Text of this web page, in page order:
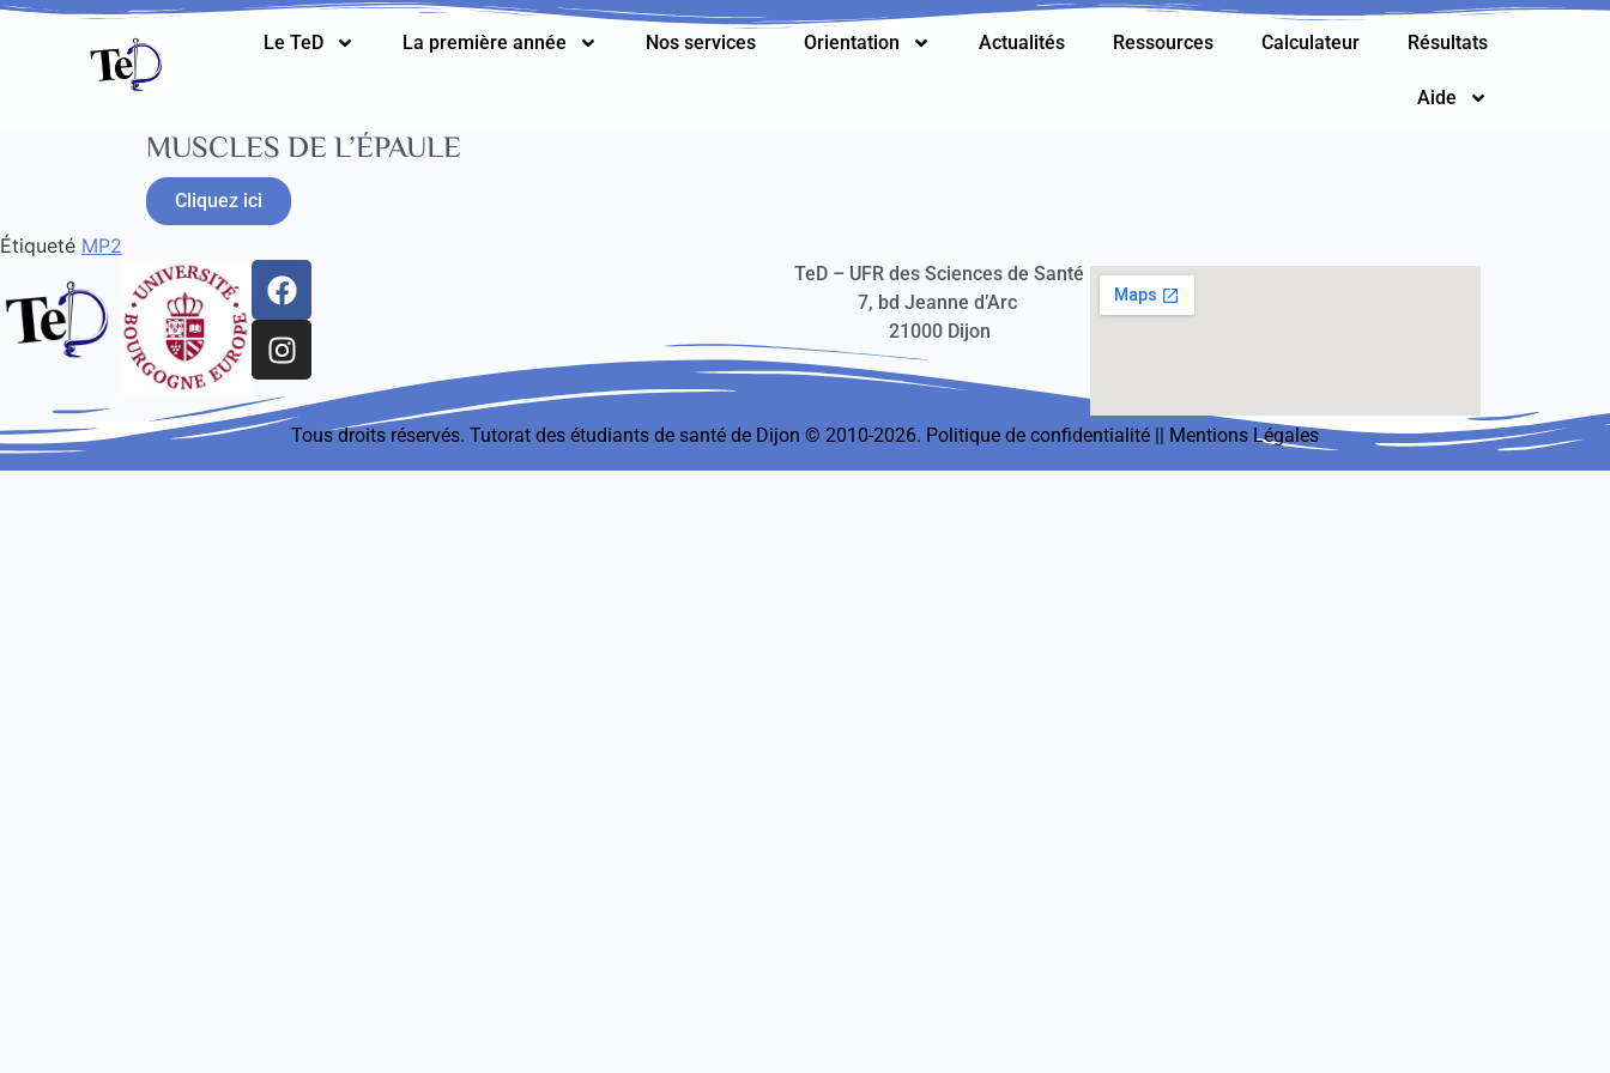
Le TeD La première année Nos services Orientation Actualités Ressources Calculateur Résultats
Aide
MUSCLES DE L’ÉPAULE
Cliquez ici
Étiqueté MP2
TeD – UFR des Sciences de Santé
7, bd Jeanne d’Arc
21000 Dijon
Tous droits réservés. Tutorat des étudiants de santé de Dijon © 2010-2026. Politique de confidentialité || Mentions Légales